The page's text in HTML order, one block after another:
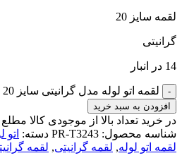
لقمه سایز 20
گرانیتی
14 در انبار
لقمه اتو لوله مدل گرانیتی سایز 20 A.T.T عدد
افزودن به سبد خرید
در خرید تعداد بالا از موجودی کالا
شناسه محصول: PR-T3243 دسته: اتو
لقمه اتو لوله, لقمه گرانیتی, لقمه